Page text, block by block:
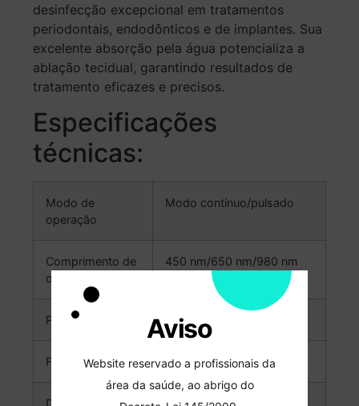
desinfecção excepcional em tratamentos
periodontais, endodônticos e de implantes. Sua
excelente absorção pela água potencializa a
ablação tecidual, garantindo resultados de
tratamento eficazes e precisos.
Especificações
técnicas:
Modo de
operação
Modo contínuo/pulsado
Comprimento de
onda do laser
450 nm/650 nm/980 nm
Potência do laser 3W/200mW/7W
Feixe de mira 650 nm <2mW
Aviso
Website reservado a profissionais da
área da saúde, ao abrigo do